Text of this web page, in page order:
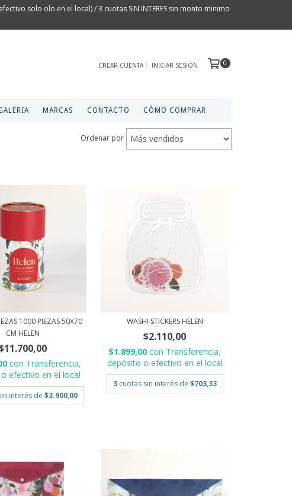
solo olo en el local) / 3 cuotas SIN INTERES sin monto minimo
CREAR CUENTA INICIAR SESIÓN 0
MARCAS CONTACTO CÓMO COMPRAR
Ordenar por
1000 PIEZAS 50X70
CM HELEN
con Transferencia,
efectivo en el local
interés de$3.900,00
WASHI STICKERS HELEN
$2.110,00
$1.899,00con Transferencia,
depósito o efectivo en el local
3 cuotas sin interés de $703,33